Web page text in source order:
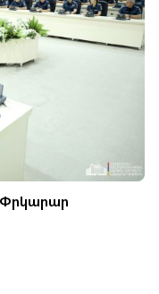
Փրկարար